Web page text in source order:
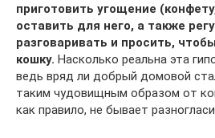
приготовить угощение
оставить для него, а также
разговаривать и просить,
кошку. Насколько реальна эта
ведь вряд ли добрый домовой
таким чудовищным образом от
как правило, не бывает